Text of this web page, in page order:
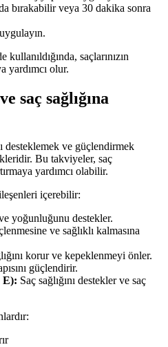
bırakabilir veya 30 dakika sonra
saçlarınızın
yardımcı olur.
saç sağlığına
desteklemek ve güçlendirmek
Bu takviyeler, saç
yardımcı olabilir.
içerebilir:
yoğunluğunu destekler.
ve sağlıklı kalmasına
korur ve kepeklenmeyi önler.
güçlendirir.
E): Saç sağlığını destekler ve saç